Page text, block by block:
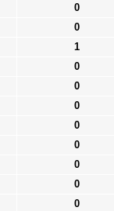
0
0
1
0
0
0
0
0
0
0
0